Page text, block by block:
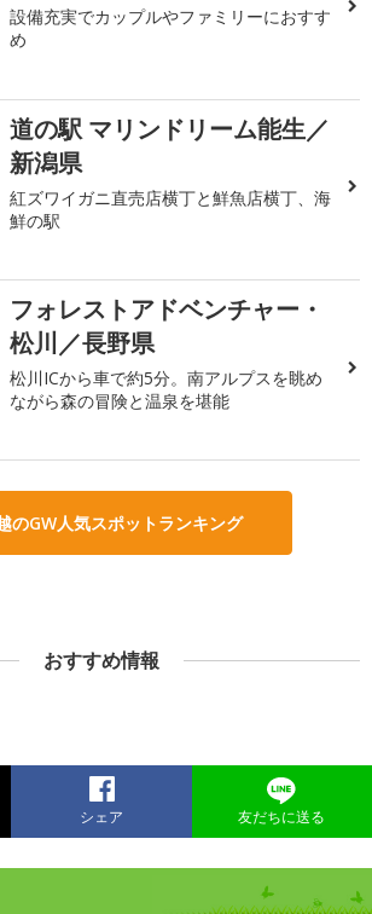
設備充実でカップルやファミリーにおすす
め
道の駅 マリンドリーム能生／
新潟県
紅ズワイガニ直売店横丁と鮮魚店横丁、海
鮮の駅
フォレストアドベンチャー・
松川／長野県
松川ICから車で約5分。南アルプスを眺め
ながら森の冒険と温泉を堪能
のGW人気スポットランキング
おすすめ情報
シェア 友だちに送る